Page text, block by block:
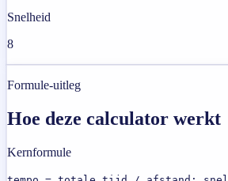
Snelheid
8
Formule-uitleg
Hoe deze calculator werkt
Kernformule